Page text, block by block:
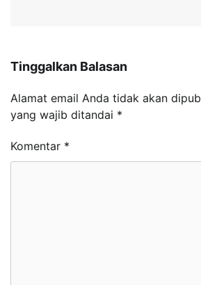
Tinggalkan Balasan
Alamat email Anda tidak akan
yang wajib ditandai *
Komentar *